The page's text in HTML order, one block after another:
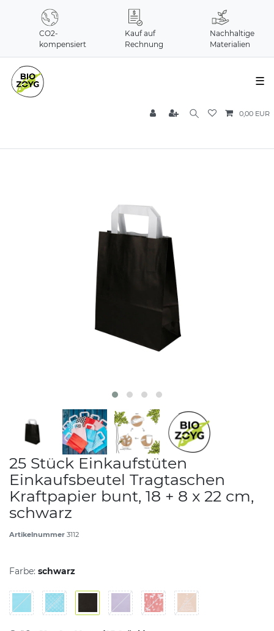
CO2-
kompensiert
Kauf auf
Rechnung
Nachhaltige
Materialien
☰
0,00 EUR
25 Stück Einkaufstüten
Einkaufsbeutel Tragtaschen
Kraftpapier bunt, 18 + 8 x 22 cm,
schwarz
Artikelnummer 3112
Farbe: schwarz